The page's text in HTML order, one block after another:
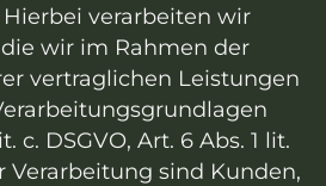
verarbeiten wir
wir im Rahmen der
vertraglichen Leistungen
c. DSGVO, Art. 6 Abs. 1 lit.
Verarbeitung sind Kunden,